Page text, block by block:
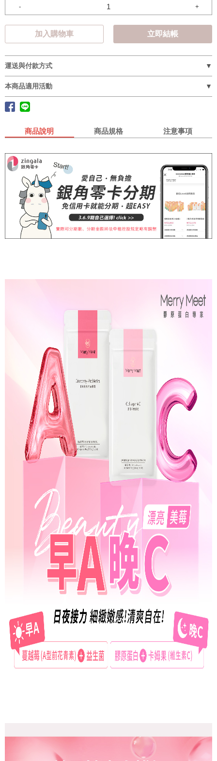
- +
加入購物車 立即結帳
運送與付款方式
本商品適用活動
商品說明 商品規格 注意事項